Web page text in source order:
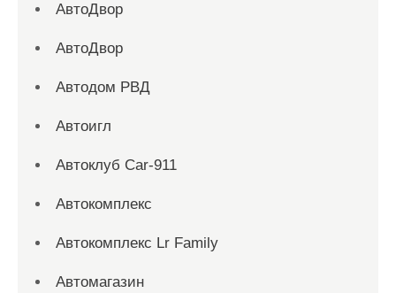
АвтоДвор
АвтоДвор
Автодом РВД
Автоигл
Автоклуб Car-911
Автокомплекс
Автокомплекс Lr Family
Автомагазин